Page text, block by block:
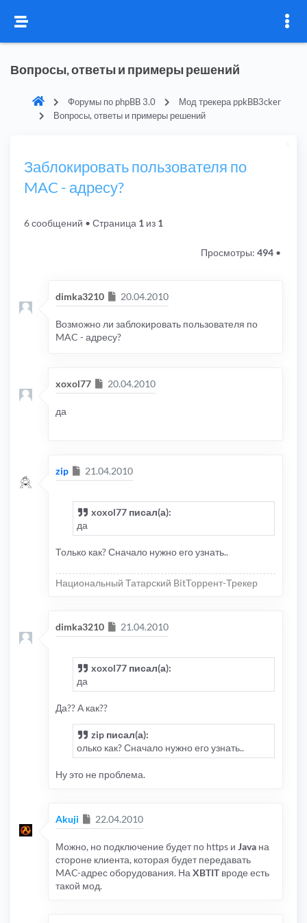
Вопросы, ответы и примеры решений
Форумы по phpBB 3.0
Мод трекера ppkBB3cker
Вопросы, ответы и примеры решений
Заблокировать пользователя по
MAC - адресу?
6 сообщений • Страница 1 из 1
Просмотры: 494 •
dimka3210 Сообщение
20.04.2010
Возможно ли заблокировать пользователя по
MAC - адресу?
xoxol77 Сообщение
20.04.2010
да
zip Сообщение
21.04.2010
xoxol77 писал(а):
да
Только как? Сначало нужно его узнать..
Национальный Татарский BitТоррент-Трекер
dimka3210 Сообщение
21.04.2010
xoxol77 писал(а):
да
Да?? А как??
zip писал(а):
олько как? Сначало нужно его узнать..
Ну это не проблема.
Akuji Сообщение
22.04.2010
Можно, но подключение будет по https и Java на
стороне клиента, которая будет передавать
MAC-адрес оборудования. На XBTITвроде есть
такой мод.